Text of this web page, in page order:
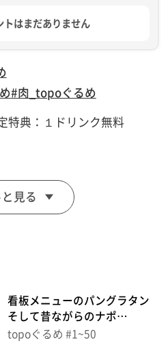
トはまだありません
#肉_topoぐるめ
典：１ドリンク無料
１－７－２８ アルファビ
Ｔｈｅ Ｂｉｒｔｈｄａｙ
にログインをしてトップ
見る
看板メニューのパングラタン
そして昔ながらのナポ
「WEST POINT」（青葉区中
topoぐるめ #1~50